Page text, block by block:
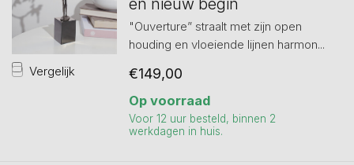
Vergelijk
en nieuw begin
"Ouverture” straalt met zijn open
houding en vloeiende lijnen harmon...
€149,00
Op voorraad
Voor 12 uur besteld, binnen 2
werkdagen in huis.